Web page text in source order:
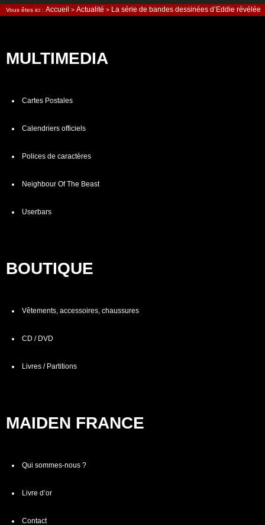
Vous êtes ici : Accueil > Actualité > La série de bandes dessinées d’Eddie révélée
MULTIMEDIA
Cartes Postales
Calendriers officiels
Polices de caractères
Neighbour Of The Beast
Userbars
BOUTIQUE
Vêtements, accessoires, chaussures
CD / DVD
Livres / Partitions
MAIDEN FRANCE
Qui sommes-nous ?
Livre d’or
Contact